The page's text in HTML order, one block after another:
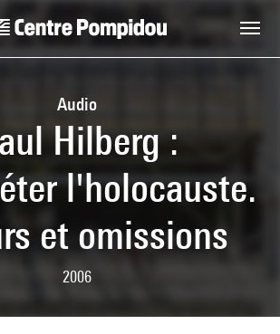
Audio
Hilberg :
l'holocauste.
et omissions
2006